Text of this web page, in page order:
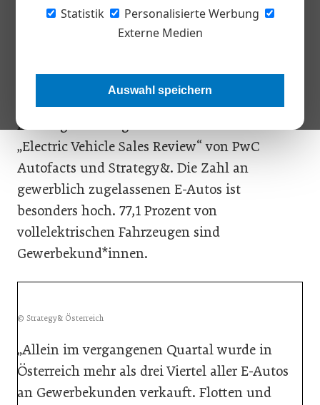
Statistik
Personalisierte Werbung
Externe Medien
Auswahl speichern
Mobilitätswende eine wesentliche Rolle. In
Österreich zeigt sich ein leichter
österreichischen Fuhrparks setzen sich
reinelektrische Fahrzeuge zunehmend durch.
Das zeigen die Ergebnisse des aktuellen
„Electric Vehicle Sales Review“ von PwC
Autofacts und Strategy&. Die Zahl an
gewerblich zugelassenen E-Autos ist
besonders hoch. 77,1 Prozent von
vollelektrischen Fahrzeugen sind
Gewerbekund*innen.
© Strategy& Österreich
„Allein im vergangenen Quartal wurde in
Österreich mehr als drei Viertel aller E-Autos
an Gewerbekunden verkauft. Flotten und